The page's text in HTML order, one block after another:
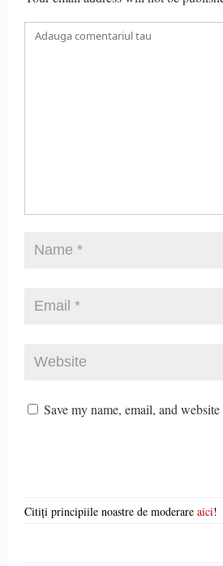
Save my name, email, and
Citiți principiile noastre de moderare aici!